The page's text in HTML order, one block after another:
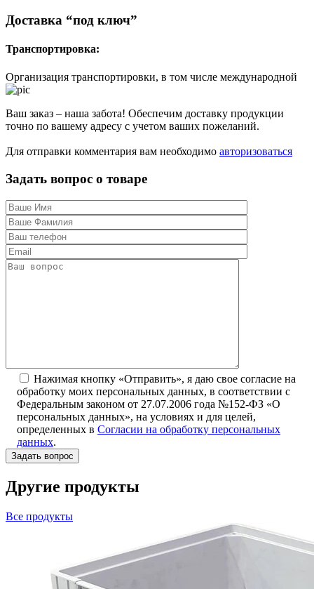
Доставка “под ключ”
Транспортировка:
Организация транспортировки, в том числе международной
Ваш заказ – наша забота! Обеспечим доставку продукции
точно по вашему адресу с учетом ваших пожеланий.
Для отправки комментария вам необходимо авторизоваться
Задать вопрос о товаре
Нажимая кнопку «Отправить», я даю свое согласие на
обработку моих персональных данных, в соответствии с
Федеральным законом от 27.07.2006 года №152-ФЗ «О
персональных данных», на условиях и для целей,
определенных в Согласии на обработку персональных
данных.
Другие продукты
Все продукты